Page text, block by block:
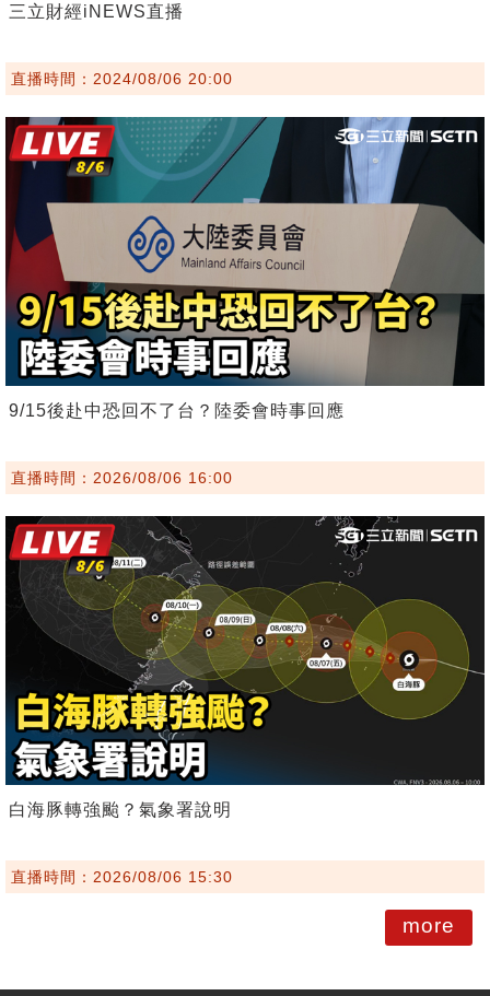
三立財經iNEWS直播
直播時間：2024/08/06 20:00
9/15後赴中恐回不了台？陸委會時事回應
直播時間：2026/08/06 16:00
白海豚轉強颱？氣象署說明
直播時間：2026/08/06 15:30
more